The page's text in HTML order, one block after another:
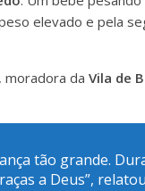
elevado e pela
, moradora da Vila de
tão grande.
a Deus”,